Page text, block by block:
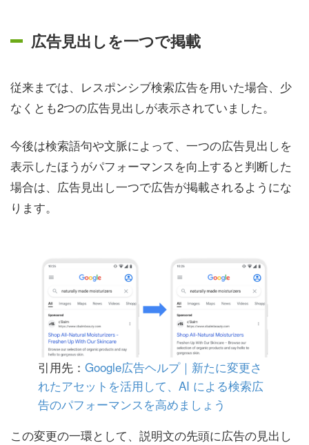
広告見出しを一つで掲載
従来までは、レスポンシブ検索広告を用いた場合、少
なくとも2つの広告見出しが表示されていました。
今後は検索語句や文脈によって、一つの広告見出しを
表示したほうがパフォーマンスを向上すると判断した
場合は、広告見出し一つで広告が掲載されるようにな
ります。
引用先： Google広告ヘルプ｜新たに変更さ
れたアセットを活用して、AI による検索広
告のパフォーマンスを高めましょう
この変更の一環として、説明文の先頭に広告の見出し